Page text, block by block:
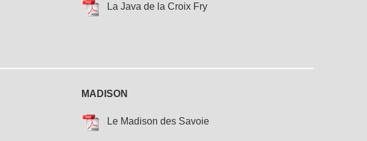
La Java de la Croix Fry
MADISON
Le Madison des Savoie